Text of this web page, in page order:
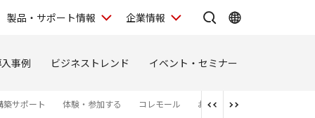
製品・サポート情報 企業情報
事例 ビジネストレンド イベント・セミナー
サポート 体験・参加する コレモール お問い合わせ